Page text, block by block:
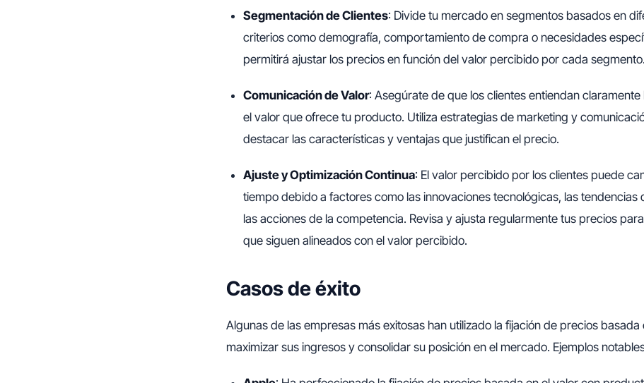
Segmentación de Clientes: Divide tu mercado en segmentos basados en
criterios como demografía, comportamiento de compra o necesidades
permitirá ajustar los precios en función del valor percibido por cada segmento.
Comunicación de Valor: Asegúrate de que los clientes entiendan
el valor que ofrece tu producto. Utiliza estrategias de marketing y
destacar las características y ventajas que justifican el precio.
Ajuste y Optimización Continua: El valor percibido por los clientes puede
tiempo debido a factores como las innovaciones tecnológicas, las tendencias
las acciones de la competencia. Revisa y ajusta regularmente tus precios
que siguen alineados con el valor percibido.
Casos de éxito
Algunas de las empresas más exitosas han utilizado la fijación de precios basada
maximizar sus ingresos y consolidar su posición en el mercado. Ejemplos